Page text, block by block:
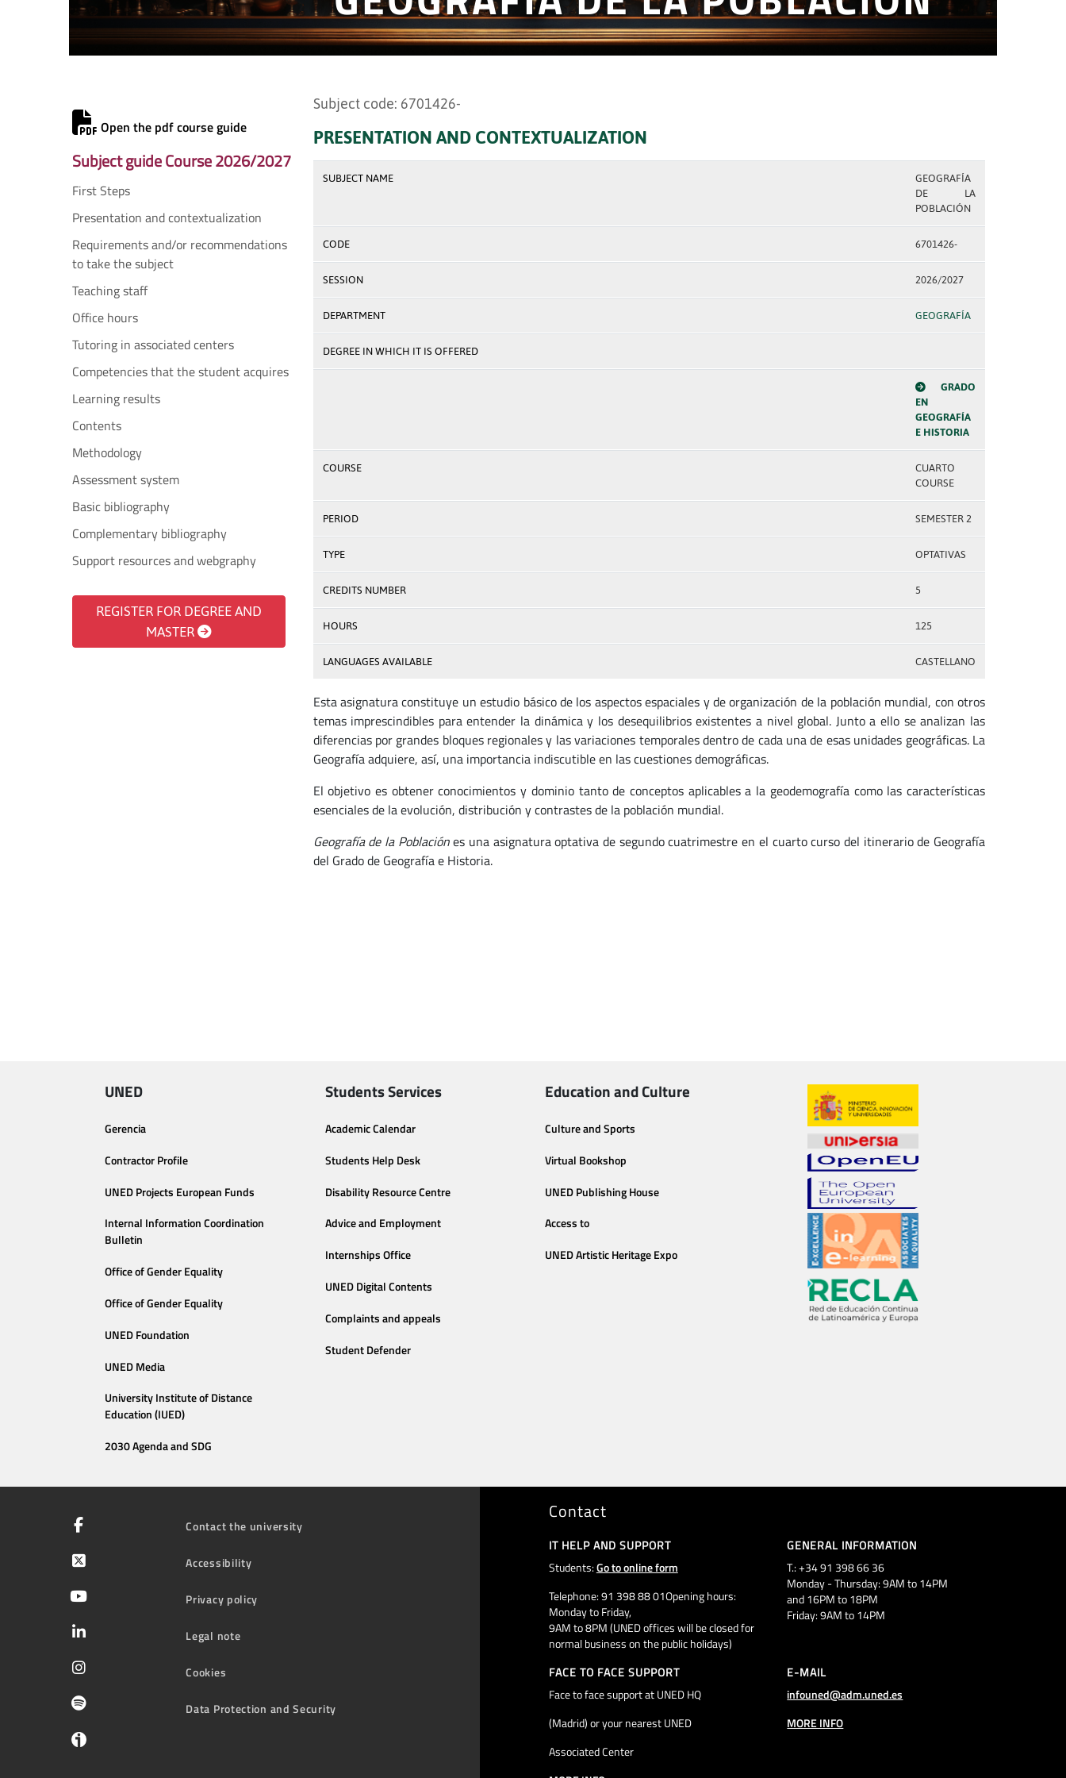
Open the pdf course guide
Subject guide Course 2026/2027
First Steps
Presentation and contextualization
Requirements and/or recommendations
to take the subject
Teaching staff
Office hours
Tutoring in associated centers
Competencies that the student acquires
Learning results
Contents
Methodology
Assessment system
Basic bibliography
Complementary bibliography
Support resources and webgraphy
REGISTER FOR DEGREE AND
MASTER
Subject code: 6701426-
PRESENTATION AND CONTEXTUALIZATION
SUBJECT NAME
GEOGRAFÍA
DE LA
POBLACIÓN
CODE 6701426-
SESSION 2026/2027
DEPARTMENT GEOGRAFÍA
DEGREE IN WHICH IT IS OFFERED
GRADO
EN
GEOGRAFÍA
E HISTORIA
COURSE
CUARTO
COURSE
PERIOD SEMESTER 2
TYPE OPTATIVAS
CREDITS NUMBER 5
HOURS 125
LANGUAGES AVAILABLE CASTELLANO
Esta asignatura constituye un estudio básico de los aspectos espaciales y de organización de la población mundial, con otros
temas imprescindibles para entender la dinámica y los desequilibrios existentes a nivel global. Junto a ello se analizan las
diferencias por grandes bloques regionales y las variaciones temporales dentro de cada una de esas unidades geográficas. La
Geografía adquiere, así, una importancia indiscutible en las cuestiones demográficas.
El objetivo es obtener conocimientos y dominio tanto de conceptos aplicables a la geodemografía como las características
esenciales de la evolución, distribución y contrastes de la población mundial.
Geografía de la Poblaciónes una asignatura optativa de segundo cuatrimestre en el cuarto curso del itinerario de Geografía
del Grado de Geografía e Historia.
UNED
Gerencia
Contractor Profile
UNED Projects European Funds
Internal Information Coordination
Bulletin
Office of Gender Equality
Office of Gender Equality
UNED Foundation
UNED Media
University Institute of Distance
Education (IUED)
2030 Agenda and SDG
Students Services
Academic Calendar
Students Help Desk
Disability Resource Centre
Advice and Employment
Internships Office
UNED Digital Contents
Complaints and appeals
Student Defender
Education and Culture
Culture and Sports
Virtual Bookshop
UNED Publishing House
Access to
UNED Artistic Heritage Expo
Contact the university
Accessibility
Privacy policy
Legal note
Cookies
Data Protection and Security
Contact
IT HELP AND SUPPORT
Students:Go to online form
Telephone: 91 398 88 01Opening hours:
Monday to Friday,
9AM to 8PM (UNED offices will be closed for
normal business on the public holidays)
GENERAL INFORMATION
T.: +34 91 398 66 36
Monday - Thursday: 9AM to 14PM
and 16PM to 18PM
Friday: 9AM to 14PM
FACE TO FACE SUPPORT
Face to face support at UNED HQ
(Madrid) or your nearest UNED
Associated Center
E-MAIL
infouned@adm.uned.es
MORE INFO